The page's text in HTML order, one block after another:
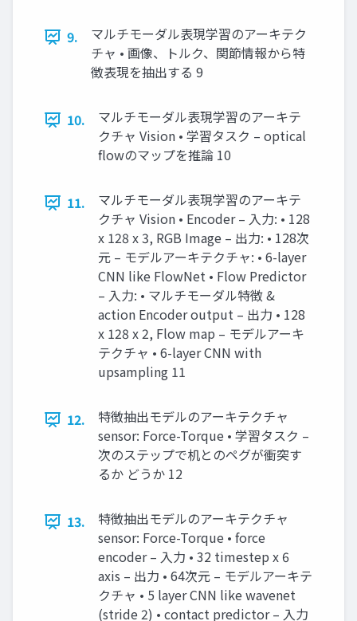
9.
マルチモーダル表現学習のアーキテク
チャ • 画像、トルク、関節情報から特
徴表現を抽出する 9
10.
マルチモーダル表現学習のアーキテ
クチャ Vision • 学習タスク – optical
flowのマップを推論 10
11.
マルチモーダル表現学習のアーキテ
クチャ Vision • Encoder – 入力: • 128
x 128 x 3, RGB Image – 出力: • 128次
元 – モデルアーキテクチャ: • 6-layer
CNN like FlowNet • Flow Predictor
– 入力: • マルチモーダル特徴 &
action Encoder output – 出力 • 128
x 128 x 2, Flow map – モデルアーキ
テクチャ • 6-layer CNN with
upsampling 11
12.
特徴抽出モデルのアーキテクチャ
sensor: Force-Torque • 学習タスク –
次のステップで机とのペグが衝突す
るか どうか 12
13.
特徴抽出モデルのアーキテクチャ
sensor: Force-Torque • force
encoder – 入力 • 32 timestep x 6
axis – 出力 • 64次元 – モデルアーキテ
クチャ • 5 layer CNN like wavenet
(stride 2) • contact predictor – 入力